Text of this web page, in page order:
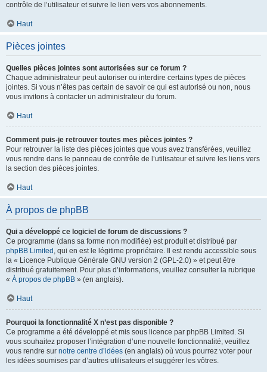
contrôle de l’utilisateur et suivre le lien vers vos abonnements.
Haut
Pièces jointes
Quelles pièces jointes sont autorisées sur ce forum ?
Chaque administrateur peut autoriser ou interdire certains types de pièces
jointes. Si vous n’êtes pas certain de savoir ce qui est autorisé ou non, nous
vous invitons à contacter un administrateur du forum.
Haut
Comment puis-je retrouver toutes mes pièces jointes ?
Pour retrouver la liste des pièces jointes que vous avez transférées, veuillez
vous rendre dans le panneau de contrôle de l’utilisateur et suivre les liens vers
la section des pièces jointes.
Haut
À propos de phpBB
Qui a développé ce logiciel de forum de discussions ?
Ce programme (dans sa forme non modifiée) est produit et distribué par
phpBB Limited , qui en est le légitime propriétaire. Il est rendu accessible sous
la « Licence Publique Générale GNU version 2 (GPL-2.0) » et peut être
distribué gratuitement. Pour plus d’informations, veuillez consulter la rubrique
« À propos de phpBB » (en anglais).
Haut
Pourquoi la fonctionnalité X n’est pas disponible ?
Ce programme a été développé et mis sous licence par phpBB Limited. Si
vous souhaitez proposer l’intégration d’une nouvelle fonctionnalité, veuillez
vous rendre sur notre centre d’idées (en anglais) où vous pourrez voter pour
les idées soumises par d’autres utilisateurs et suggérer les vôtres.